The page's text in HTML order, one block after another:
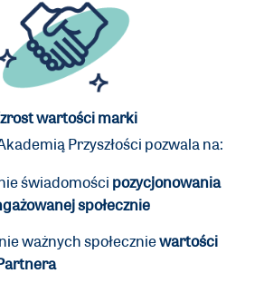
wartości marki
Przyszłości pozwala na:
świadomości pozycjonowania
społecznie
ważnych społeczniewartości